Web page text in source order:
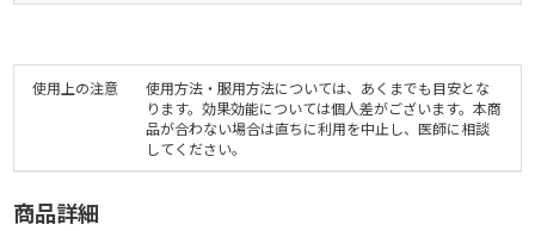
使用上の注意
使用方法・服用方法については、あくまでも目安とな
ります。効果効能については個人差がございます。本商
品が合わない場合は直ちに利用を中止し、医師に相談
してください。
商品詳細